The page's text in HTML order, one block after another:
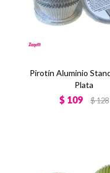
Pirotín Aluminio
Plata
$ 109 $128